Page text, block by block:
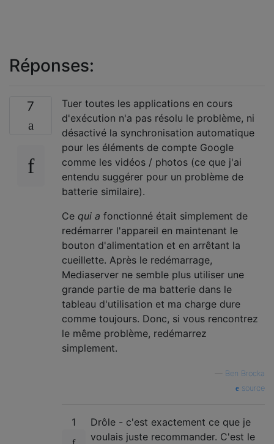
Réponses:
7
Tuer toutes les applications en cours
d'exécution n'a pas résolu le problème, ni
désactivé la synchronisation automatique
pour les éléments de compte Google
comme les vidéos / photos (ce que j'ai
entendu suggérer pour un problème de
batterie similaire).
Ce qui a fonctionné était simplement de
redémarrer l'appareil en maintenant le
bouton d'alimentation et en arrêtant la
cueillette. Après le redémarrage,
Mediaserver ne semble plus utiliser une
grande partie de ma batterie dans le
tableau d'utilisation et ma charge dure
comme toujours. Donc, si vous rencontrez
le même problème, redémarrez
simplement.
Ben Brocka
source
1
Drôle - c'est exactement ce que je
voulais juste recommander. C'est le